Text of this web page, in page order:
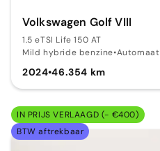
Volkswagen Golf VIII
1.5 eTSI Life 150 AT
Mild hybride benzine•Automaat
2024•46.354 km
IN PRIJS VERLAAGD (- €400)
BTW aftrekbaar